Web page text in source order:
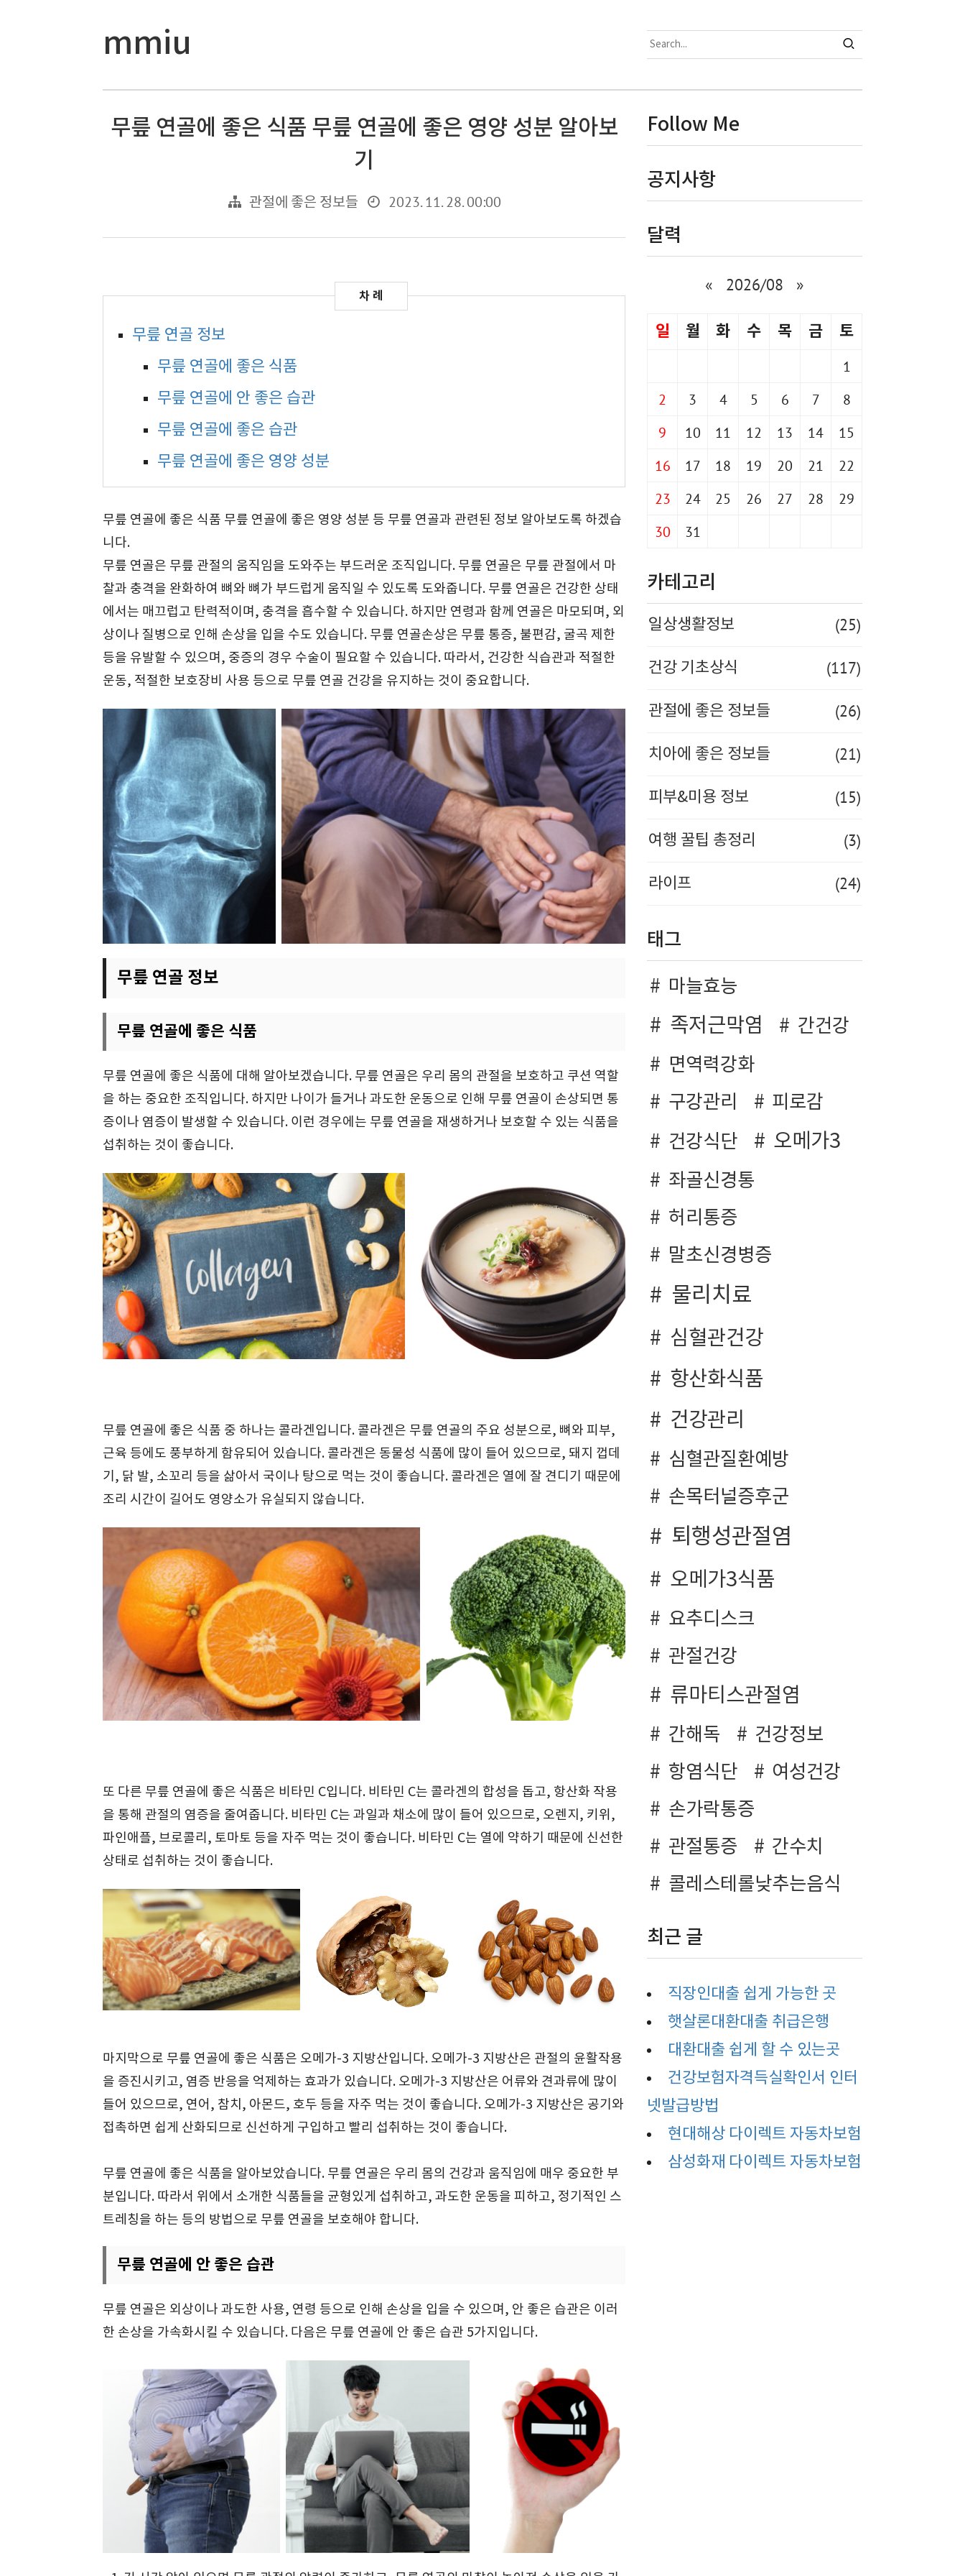
mmiu
무릎 연골에 좋은 식품 무릎 연골에 좋은 영양 성분 알아보
기
관절에 좋은 정보들 2023. 11. 28. 00:00
무릎 연골 정보
무릎 연골에 좋은 식품
무릎 연골에 안 좋은 습관
무릎 연골에 좋은 습관
무릎 연골에 좋은 영양 성분
무릎 연골에 좋은 식품 무릎 연골에 좋은 영양 성분 등 무릎 연골과 관련된 정보 알아보도록 하겠습
니다.
무릎 연골은 무릎 관절의 움직임을 도와주는 부드러운 조직입니다. 무릎 연골은 무릎 관절에서 마
찰과 충격을 완화하여 뼈와 뼈가 부드럽게 움직일 수 있도록 도와줍니다. 무릎 연골은 건강한 상태
에서는 매끄럽고 탄력적이며, 충격을 흡수할 수 있습니다. 하지만 연령과 함께 연골은 마모되며, 외
상이나 질병으로 인해 손상을 입을 수도 있습니다. 무릎 연골손상은 무릎 통증, 불편감, 굴곡 제한
등을 유발할 수 있으며, 중증의 경우 수술이 필요할 수 있습니다. 따라서, 건강한 식습관과 적절한
운동, 적절한 보호장비 사용 등으로 무릎 연골 건강을 유지하는 것이 중요합니다.
무릎 연골 정보
무릎 연골에 좋은 식품
무릎 연골에 좋은 식품에 대해 알아보겠습니다. 무릎 연골은 우리 몸의 관절을 보호하고 쿠션 역할
을 하는 중요한 조직입니다. 하지만 나이가 들거나 과도한 운동으로 인해 무릎 연골이 손상되면 통
증이나 염증이 발생할 수 있습니다. 이런 경우에는 무릎 연골을 재생하거나 보호할 수 있는 식품을
섭취하는 것이 좋습니다.
무릎 연골에 좋은 식품 중 하나는 콜라겐입니다. 콜라겐은 무릎 연골의 주요 성분으로, 뼈와 피부,
근육 등에도 풍부하게 함유되어 있습니다. 콜라겐은 동물성 식품에 많이 들어 있으므로, 돼지 껍데
기, 닭 발, 소꼬리 등을 삶아서 국이나 탕으로 먹는 것이 좋습니다. 콜라겐은 열에 잘 견디기 때문에
조리 시간이 길어도 영양소가 유실되지 않습니다.
또 다른 무릎 연골에 좋은 식품은 비타민 C입니다. 비타민 C는 콜라겐의 합성을 돕고, 항산화 작용
을 통해 관절의 염증을 줄여줍니다. 비타민 C는 과일과 채소에 많이 들어 있으므로, 오렌지, 키위,
파인애플, 브로콜리, 토마토 등을 자주 먹는 것이 좋습니다. 비타민 C는 열에 약하기 때문에 신선한
상태로 섭취하는 것이 좋습니다.
마지막으로 무릎 연골에 좋은 식품은 오메가-3 지방산입니다. 오메가-3 지방산은 관절의 윤활작용
을 증진시키고, 염증 반응을 억제하는 효과가 있습니다. 오메가-3 지방산은 어류와 견과류에 많이
들어 있으므로, 연어, 참치, 아몬드, 호두 등을 자주 먹는 것이 좋습니다. 오메가-3 지방산은 공기와
접촉하면 쉽게 산화되므로 신선하게 구입하고 빨리 섭취하는 것이 좋습니다.
무릎 연골에 좋은 식품을 알아보았습니다. 무릎 연골은 우리 몸의 건강과 움직임에 매우 중요한 부
분입니다. 따라서 위에서 소개한 식품들을 균형있게 섭취하고, 과도한 운동을 피하고, 정기적인 스
트레칭을 하는 등의 방법으로 무릎 연골을 보호해야 합니다.
무릎 연골에 안 좋은 습관
무릎 연골은 외상이나 과도한 사용, 연령 등으로 인해 손상을 입을 수 있으며, 안 좋은 습관은 이러
한 손상을 가속화시킬 수 있습니다. 다음은 무릎 연골에 안 좋은 습관 5가지입니다.
Follow Me
공지사항
달력
« 2026/08 »
일 월 화 수 목 금 토
1
2
3 4 5 6 7
8
9
10 11 12 13 14
15
16
17 18 19 20 21
22
23
24 25 26 27 28
29
30
31
카테고리
일상생활정보 (25)
건강 기초상식 (117)
관절에 좋은 정보들 (26)
치아에 좋은 정보들 (21)
피부&미용 정보 (15)
여행 꿀팁 총정리 (3)
라이프 (24)
태그
마늘효능
족저근막염
간건강
면역력강화
구강관리
피로감
건강식단
오메가3
좌골신경통
허리통증
말초신경병증
물리치료
심혈관건강
항산화식품
건강관리
심혈관질환예방
손목터널증후군
퇴행성관절염
오메가3식품
요추디스크
관절건강
류마티스관절염
간해독
건강정보
항염식단
여성건강
손가락통증
관절통증
간수치
콜레스테롤낮추는음식
최근 글
직장인대출 쉽게 가능한 곳
햇살론대환대출 취급은행
대환대출 쉽게 할 수 있는곳
건강보험자격득실확인서 인터
넷발급방법
현대해상 다이렉트 자동차보험
삼성화재 다이렉트 자동차보험